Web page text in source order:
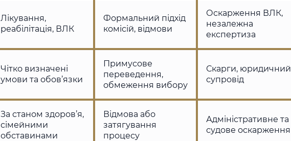
Лікування,
реабілітація, ВЛК
Формальний підхід
комісій, відмови
Оскарження ВЛК,
незалежна
експертиза
Чітко визначені
умови та обов’язки
Примусове
переведення,
обмеження вибору
Скарги, юридичний
супровід
За станом здоров’я,
сімейними
обставинами
Відмова або
затягування
процесу
Адміністративне та
судове оскарження